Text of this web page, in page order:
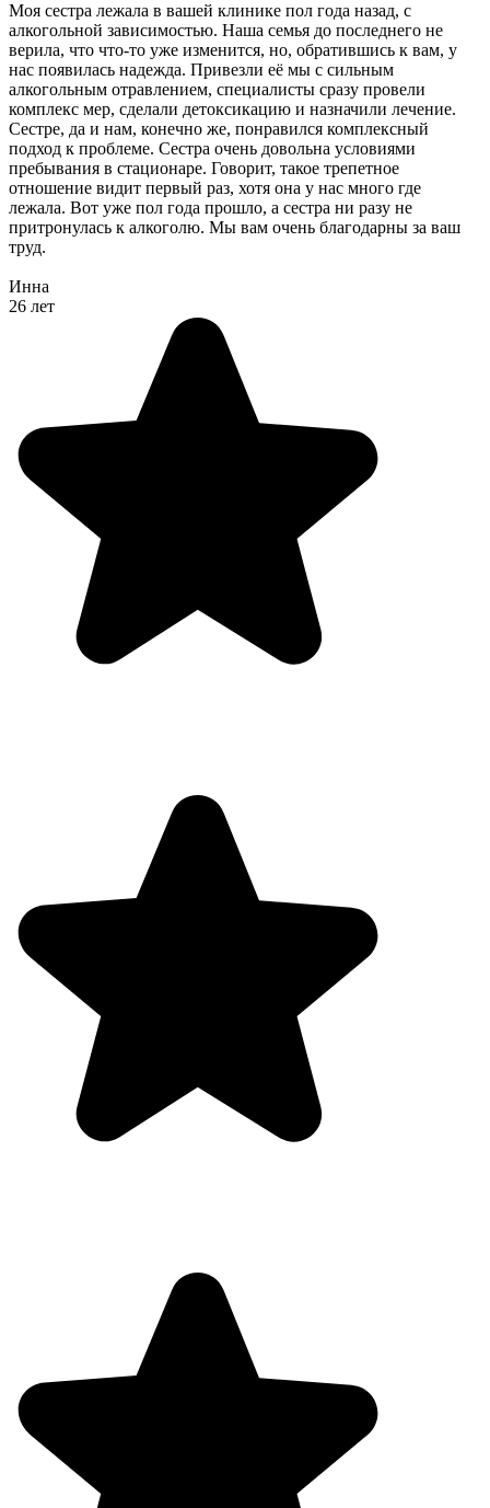
Моя сестра лежала в вашей клинике пол года назад, с
алкогольной зависимостью. Наша семья до последнего не
верила, что что-то уже изменится, но, обратившись к вам, у
нас появилась надежда. Привезли её мы с сильным
алкогольным отравлением, специалисты сразу провели
комплекс мер, сделали детоксикацию и назначили лечение.
Сестре, да и нам, конечно же, понравился комплексный
подход к проблеме. Сестра очень довольна условиями
пребывания в стационаре. Говорит, такое трепетное
отношение видит первый раз, хотя она у нас много где
лежала. Вот уже пол года прошло, а сестра ни разу не
притронулась к алкоголю. Мы вам очень благодарны за ваш
труд.
Инна
26 лет